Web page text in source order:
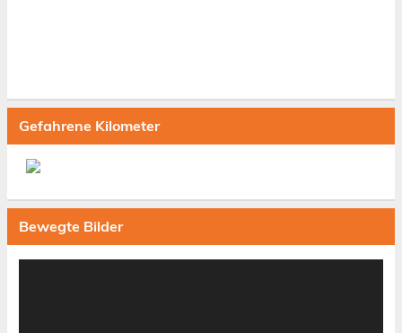
Gefahrene Kilometer
Bewegte Bilder
Video-